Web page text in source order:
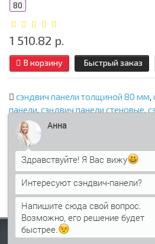
80
1 510.82 р.
В корзину Быстрый заказ
сэндвич панели толщиной 80 мм,
панели, сэндвич панели стеновые,
стеновые сэндвич панели с минватой
панели с ппу
стеновые сэндвич
сэндвич панели с пир,стеновые
панели с утеплителем,сэндвич
наполнителем,фасадные сэндвич
Информация
Анна
Здравствуйте! Я Вас вижу
Интересуют сэндвич-панели?
Напишите сюда свой вопрос.
Возможно, его решение будет
быстрее.